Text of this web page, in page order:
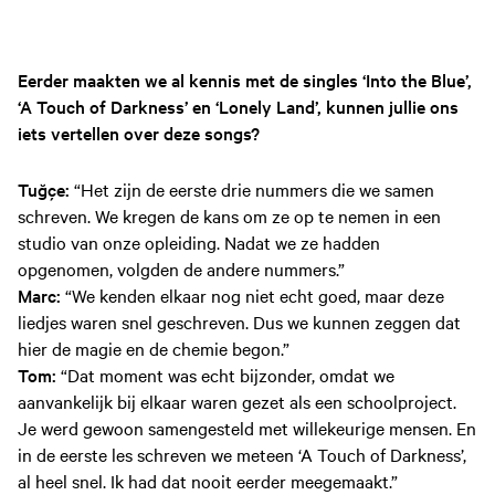
Eerder maakten we al kennis met de singles ‘Into the Blue’,
‘A Touch of Darkness’ en ‘Lonely Land’, kunnen jullie ons
iets vertellen over deze songs?
Tuğçe: “Het zijn de eerste drie nummers die we samen
schreven. We kregen de kans om ze op te nemen in een
studio van onze opleiding. Nadat we ze hadden
opgenomen, volgden de andere nummers.”
Marc: “We kenden elkaar nog niet echt goed, maar deze
liedjes waren snel geschreven. Dus we kunnen zeggen dat
hier de magie en de chemie begon.”
Tom: “Dat moment was echt bijzonder, omdat we
aanvankelijk bij elkaar waren gezet als een schoolproject.
Je werd gewoon samengesteld met willekeurige mensen. En
in de eerste les schreven we meteen ‘A Touch of Darkness’,
al heel snel. Ik had dat nooit eerder meegemaakt.”